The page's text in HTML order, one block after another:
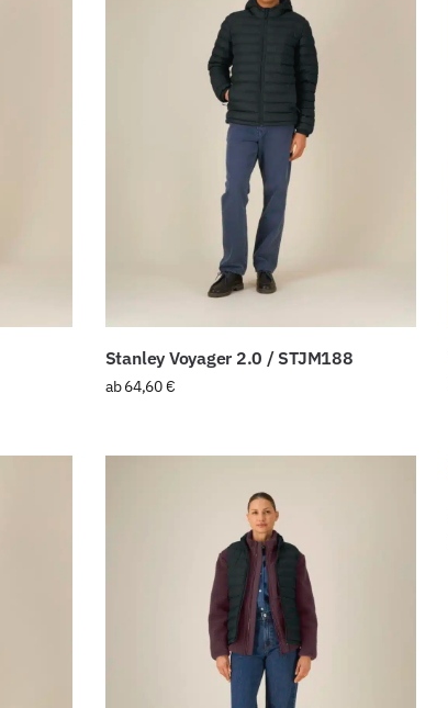
Stanley Voyager 2.0 / STJM188
ab64,60€